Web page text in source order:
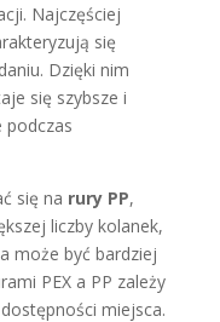
Najczęściej
się
Dzięki nim
się szybsze i
się na rury PP,
liczby kolanek,
może być bardziej
PEX a PP zależy
miejsca.